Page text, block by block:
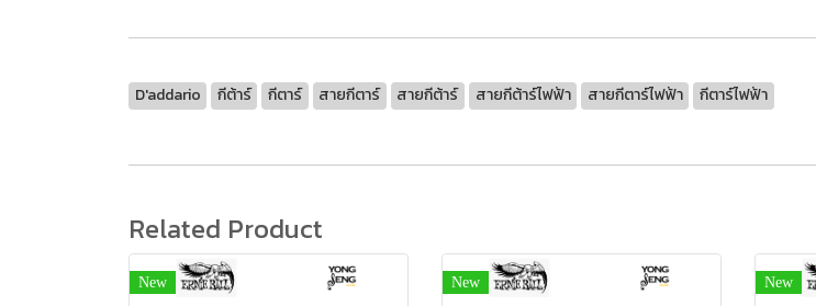
D'addario กีต้าร์ กีตาร์ สายกีตาร์ สายกีต้าร์ สายกีต้าร์ไฟฟ้า สายกีตาร์ไฟฟ้า กีตาร์ไฟฟ้า
Related Product
New New New